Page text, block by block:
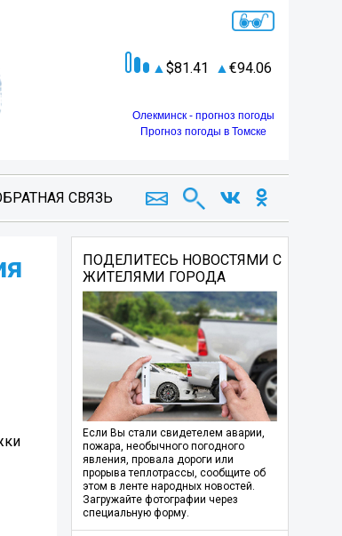
81.41 94.06
Олекминск - прогноз погоды
Прогноз погоды в Томске
СВЯЗЬ
ПОДЕЛИТЕСЬ НОВОСТЯМИ С
ЖИТЕЛЯМИ ГОРОДА
Если Вы стали свидетелем аварии,
пожара, необычного погодного
явления, провала дороги или
прорыва теплотрассы, сообщите об
этом в ленте народных новостей.
Загружайте фотографии через
специальную форму.